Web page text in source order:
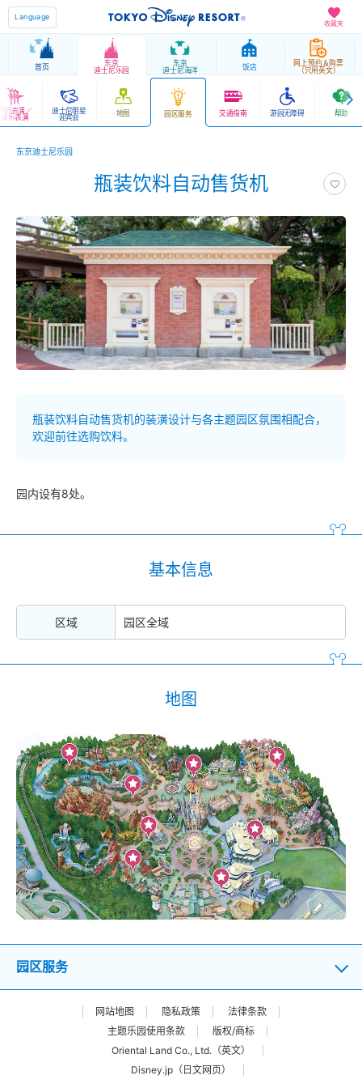
收藏夹
Language
首页 东京
迪士尼乐园
东京
迪士尼海洋 饭店 网上预约＆购票
（只用英文）
行表演／
娱乐表演
迪士尼明星
迎宾会 地图 园区服务 交通指南 游园无障碍 帮助
东京迪士尼乐园
瓶装饮料自动售货机
瓶装饮料自动售货机的装潢设计与各主题园区氛围相配合，
欢迎前往选购饮料。
园内设有8处。
基本信息
区域 园区全域
地图
园区服务
网站地图 隐私政策
法律条款
主题乐园使用条款
版权/商标
Oriental Land Co., Ltd.（英文）
Disney.jp（日文网页）